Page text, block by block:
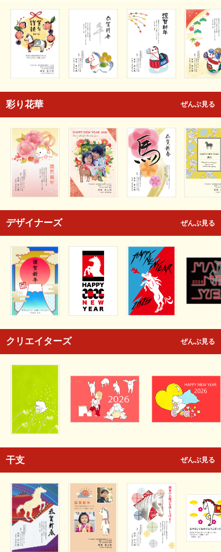
彩り花華 ぜんぶ見る
デザイナーズ ぜんぶ見る
クリエイターズ ぜんぶ見る
干支 ぜんぶ見る